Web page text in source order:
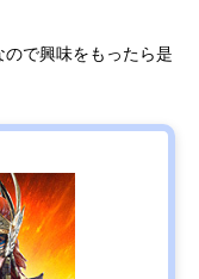
で興味をもったら是